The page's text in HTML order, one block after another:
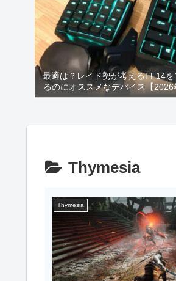
最適は？レイド勢が考えるFF14
るのにオススメなデバイス【2026
Thymesia
Thymesia